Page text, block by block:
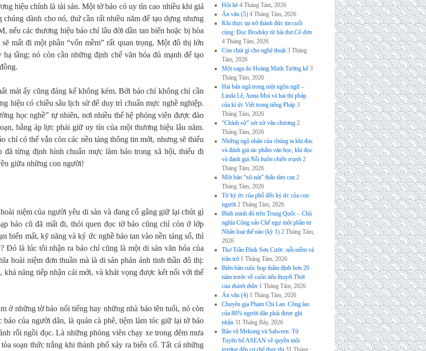
hiệu chính là tài sản. Một tờ báo có uy tín cao nhiều khi giá
dành cho nó, thứ cần rất nhiều năm để tạo dựng nhưng
nếu các thương hiệu báo chí lâu đời dần tan biến hoặc bị hòa
mất đi một phần “vốn mềm” rất quan trọng. Một đô thị lớn
tầng; nó còn cần những định chế văn hóa đủ mạnh để tạo
mát ấy cũng đáng kể không kém. Bởi báo chí không chỉ cần
hiệu có chiều sâu lịch sử để duy trì chuẩn mực nghề nghiệp.
học nghề” tự nhiên, nơi nhiều thế hệ phóng viên được đào
bằng áp lực phải giữ uy tín của một thương hiệu lâu năm.
chí có thể vẫn còn các nền tảng thông tin mới, nhưng sẽ thiếu
đã từng định hình chuẩn mực làm báo trong xã hội, thiếu đi
giữa những con người!
niệm của người yêu di sản và đang cố gắng giữ lại chút gì
báo cũ đã mất đi, thói quen đọc tờ báo cũng chỉ còn ở lớp
biến mất, kỹ năng và ký ức nghề báo tan vào nền tảng số, thì
Đó là lúc tôi nhận ra báo chí cũng là một di sản văn hóa của
hoài niệm đơn thuần mà là di sản phản ánh tinh thần đô thị:
năng tiếp nhận cái mới, và khát vọng được kết nối với thế
ở những tờ báo nổi tiếng hay những nhà báo tên tuổi, nó còn
của người dân, là quán cà phê, tiệm làm tóc giữ lại tờ báo
rỗi ngồi đọc. Là những phóng viên chạy xe trong đêm mưa
soạn thức trắng khi thành phố xảy ra biến cố. Tất cả những
Hội hè 4 Tháng Tám, 2026
Án văn (5) 4 Tháng Tám, 2026
Khi thực tại trở thành đức tin cuối
cùng: Đọc Brodsky từ bài thơCô đơn
4 Tháng Tám, 2026
Còn chút gì cho nghệ thuật 3 Tháng
Tám, 2026
Một saga do Hoàng Minh Tường kể 3
Tháng Tám, 2026
Hai bản ngã trong một ngôn ngữ –
Linda Lê, Anna Moï và hai thi pháp
của kí ức Việt trong tiếng Pháp 3
Tháng Tám, 2026
“Chính sử” xét xử văn chương 2
Tháng Tám, 2026
Những ngộ nhận của chúng ta khi đọc
và đánh giá tác phẩm văn học, khi đọc
và đánh giá Nỗi buồn chiến tranh 2
Tháng Tám, 2026
Một bản “xô-nát” thấu tâm can 2
Tháng Tám, 2026
Từ ký ức của phố đến ký ức của con
người 2 Tháng Tám, 2026
Bình minh đỏ trên Trung Quốc – Chủ
nghĩa Cộng sản Chế ngự một phần tư
Nhân loại thế nào (kỳ 1) 2 Tháng Tám,
2026
Thơ Trần Đình Sơn Cước: nỗi niềm và
trăn trở 1 Tháng Tám, 2026
Biên bản cuộc họp thẩm định hơn 20
năm trước về cuốn tiểu thuyếtThời
của thánh thần 1 Tháng Tám, 2026
Án văn (4) 1 Tháng Tám, 2026
Chuyên gia Phạm Chi Lan: Công lao
của 80% người dân phải được ghi
nhận 31 Tháng Bảy, 2026
Bảo vệ Mekong và Salween: Từ
Tuyên bố ASEAN về quyền môi
trường đến cơ chế thực thi 31 Tháng